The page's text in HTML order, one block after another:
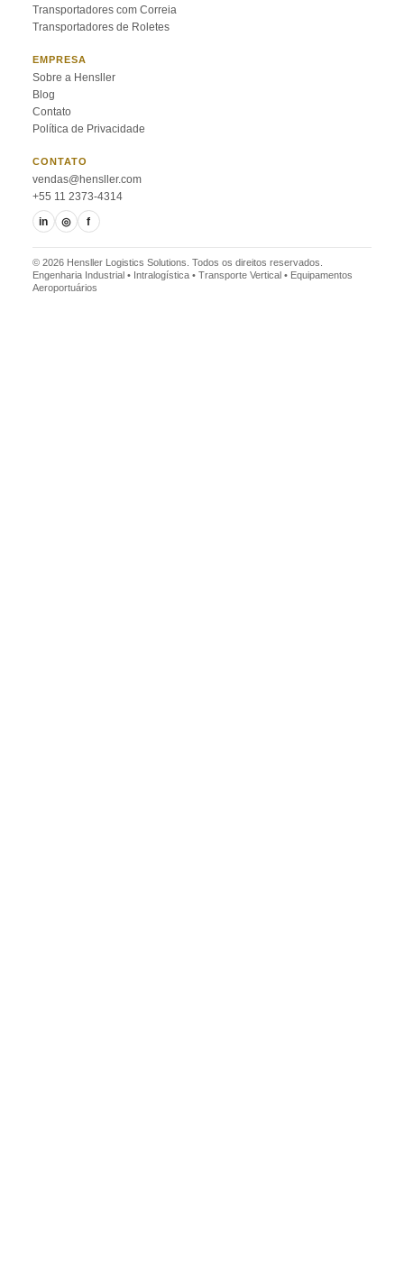
Transportadores com Correia
Transportadores de Roletes
EMPRESA
Sobre a Hensller
Blog
Contato
Política de Privacidade
CONTATO
vendas@hensller.com
+55 11 2373-4314
in ◎ f
© 2026 Hensller Logistics Solutions. Todos os direitos reservados.
Engenharia Industrial • Intralogística • Transporte Vertical • Equipamentos
Aeroportuários